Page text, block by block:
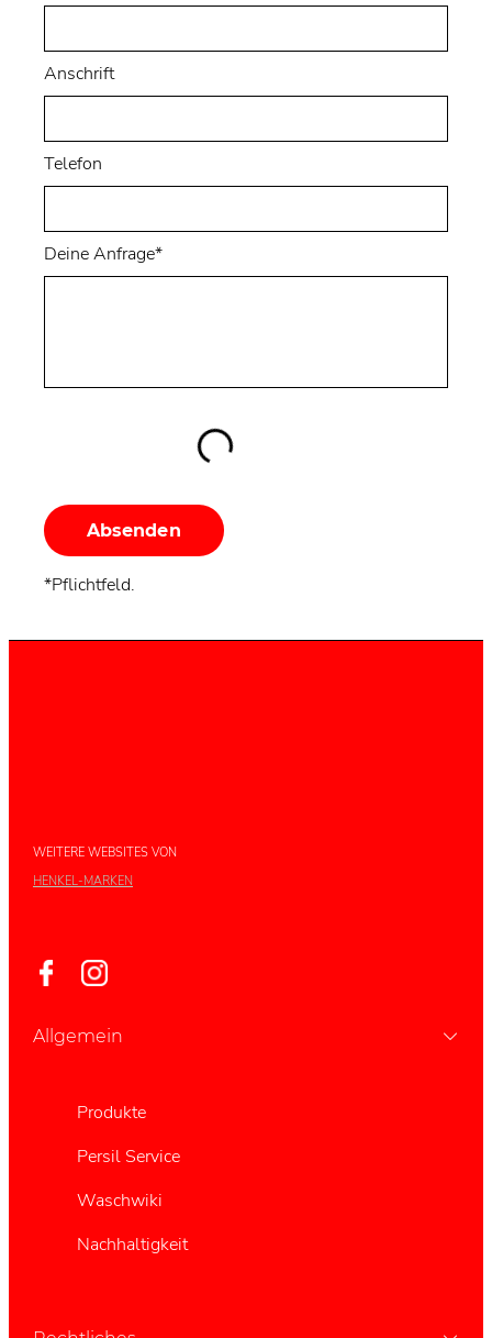
Anschrift
Telefon
Deine Anfrage*
Absenden
*Pflichtfeld.
WEITERE WEBSITES VON
HENKEL-MARKEN
Allgemein
Produkte
Persil Service
Waschwiki
Nachhaltigkeit